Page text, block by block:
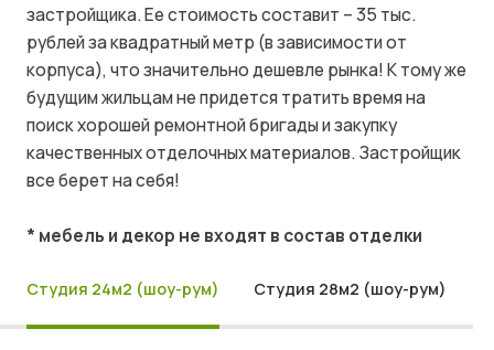
застройщика. Ее стоимость составит – 35 тыс.
рублей за квадратный метр (в зависимости от
корпуса), что значительно дешевле рынка! К тому же
будущим жильцам не придется тратить время на
поиск хорошей ремонтной бригады и закупку
качественных отделочных материалов. Застройщик
все берет на себя!
* мебель и декор не входят в состав отделки
Студия 24м2 (шоу-рум) Студия 28м2 (шоу-рум)